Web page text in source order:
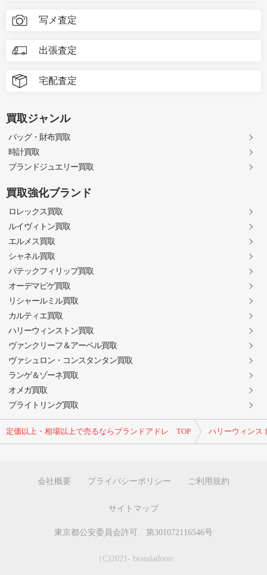
定価以上・相場以上で売るならブランドアドレ TOP ハリーウィンス
写メ査定
出張査定
宅配査定
買取ジャンル
バッグ・財布買取
時計買取
ブランドジュエリー買取
買取強化ブランド
ロレックス買取
ルイヴィトン買取
エルメス買取
シャネル買取
パテックフィリップ買取
オーデマピゲ買取
リシャールミル買取
カルティエ買取
ハリーウィンストン買取
ヴァンクリーフ＆アーペル買取
ヴァシュロン・コンスタンタン買取
ランゲ＆ゾーネ買取
オメガ買取
ブライトリング買取
会社概要 プライバシーポリシー ご利用規約
サイトマップ
東京都公安委員会許可 第301072116546号
（C)2021- brandadorer